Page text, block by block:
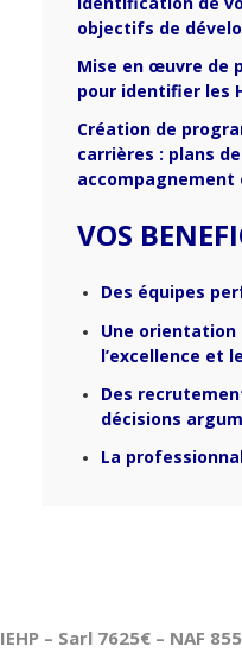
objectifs de
Mise en œuvre de
pour identifier les
Création de
carrières : plans
accompagnement
VOS
Des équipes
Une orientation
l’excellence et
Des
décisions
La
IEHP – Sarl 7625€ – NAF